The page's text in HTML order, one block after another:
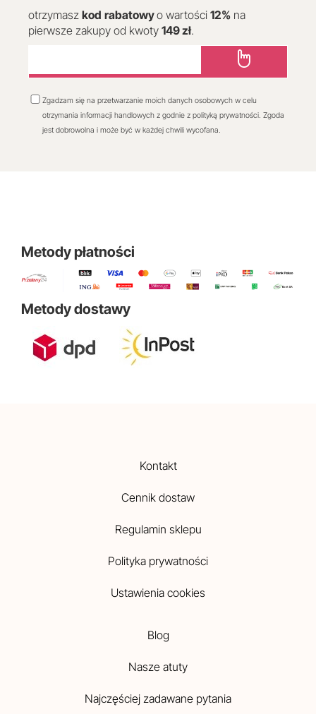
otrzymasz kod rabatowyo wartości 12% na
pierwsze zakupy od kwoty 149 zł.
Zgadzam się na przetwarzanie moich danych osobowych w celu
otrzymania informacji handlowych z godnie z polityką prywatności. Zgoda
jest dobrowolna i może być w każdej chwili wycofana.
Metody płatności
Metody dostawy
Kontakt
Cennik dostaw
Regulamin sklepu
Polityka prywatności
Ustawienia cookies
Blog
Nasze atuty
Najczęściej zadawane pytania